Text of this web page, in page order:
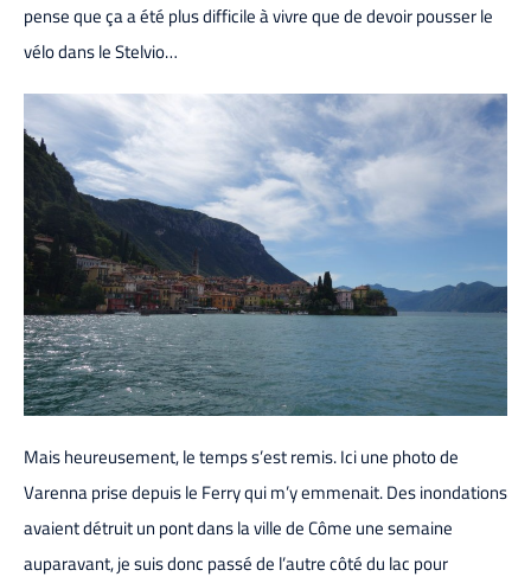
pense que ça a été plus difficile à vivre que de devoir pousser le
vélo dans le Stelvio…
Mais heureusement, le temps s’est remis. Ici une photo de
Varenna prise depuis le Ferry qui m’y emmenait. Des inondations
avaient détruit un pont dans la ville de Côme une semaine
auparavant, je suis donc passé de l’autre côté du lac pour